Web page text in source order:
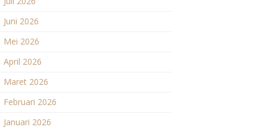
Juni 2026
Mei 2026
April 2026
Maret 2026
Februari 2026
Januari 2026